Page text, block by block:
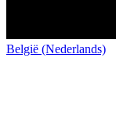
België (Nederlands)